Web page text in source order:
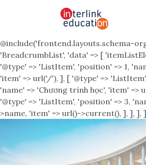
@include('frontend.layouts.schema-
'BreadcrumbList', 'data' => [
'@type' => 'ListItem', 'position' => 1,
'item' => url('/'), ], [ '@type' =>
'name' => 'Chương trình học', 'item'
'@type' => 'ListItem', 'position' => 3,
>name, 'item' => url()->current(), ], ], ],